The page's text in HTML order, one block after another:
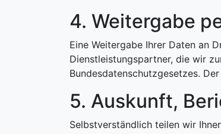
4. Weitergabe
Eine Weitergabe Ihrer Daten an
Dienstleistungspartner, die wir
Bundesdatenschutzgesetzes.
5. Auskunft,
Selbstverständlich teilen wir